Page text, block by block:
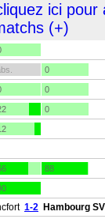
ici pour
(+)
0
0
0
88
1-2 Hambourg SV